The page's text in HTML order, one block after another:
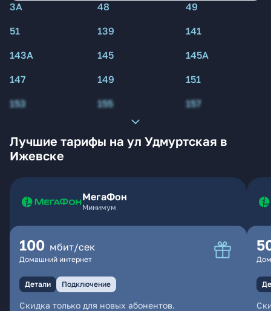
3А 48
49
51
139
141
143А
145
145А
147
149
151
153
155 157
Лучшие тарифы на ул Удмуртская в
Ижевске
МегаФон
Минимум
100 мбит/сек
Домашний интернет
Детали Подключение
Скидка только для новых абонентов.